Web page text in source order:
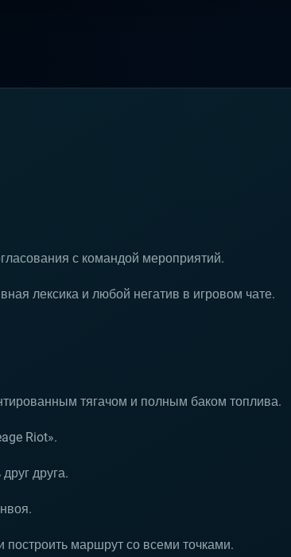
с командой мероприятий.
лексика и любой негатив в игровом чате.
тягачом и полным баком топлива.
Riot».
друга.
построить маршрут со всеми точками.